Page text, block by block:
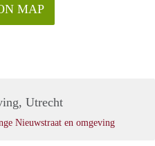
MAP
Utrecht
Nieuwstraat en omgeving